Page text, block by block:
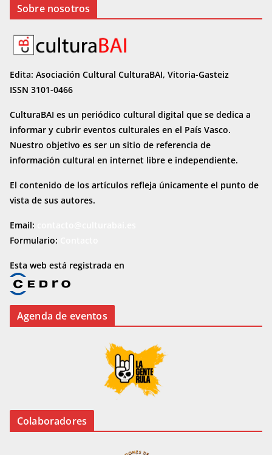
Sobre nosotros
Edita: Asociación Cultural CulturaBAI, Vitoria-Gasteiz
ISSN 3101-0466
CulturaBAI es un periódico cultural digital que se dedica a
informar y cubrir eventos culturales en el País Vasco.
Nuestro objetivo es ser un sitio de referencia de
información cultural en internet libre e independiente.
El contenido de los artículos refleja únicamente el punto de
vista de sus autores.
Email:
Formulario:
Esta web está registrada en
Agenda de eventos
Colaboradores